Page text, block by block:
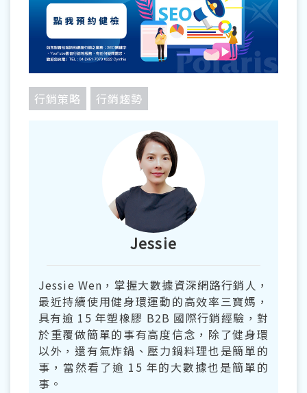
行銷策略 行銷趨勢
Jessie
Jessie Wen，掌握大數據資深網路行銷人，
最近持續使用健身環運動的高效率三寶媽，
具有逾 15 年塑橡膠 B2B 國際行銷經驗，對
於重覆做簡單的事有高度信念，除了健身環
以外，還有氣炸鍋、壓力鍋料理也是簡單的
事，當然看了逾 15 年的大數據也是簡單的
事。